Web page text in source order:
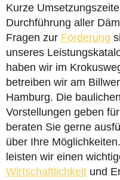
Kurze
Durchführung aller
Fragen zur Förderung
unseres
haben wir im
betreiben wir am
Hamburg. Die
Vorstellungen geben
beraten Sie gerne
über Ihre
leisten wir einen
Wirtschaftlichkeit und